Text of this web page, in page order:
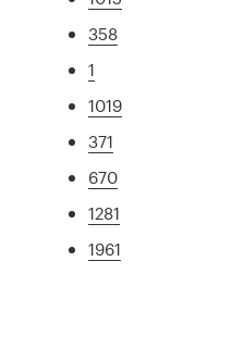
358
1
1019
371
670
1281
1961